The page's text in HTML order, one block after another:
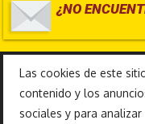
¿NO
Las cookies de este
contenido y los
sociales y para